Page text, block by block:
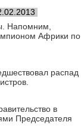
Напомним,
Африки по
распад
в
Председателя